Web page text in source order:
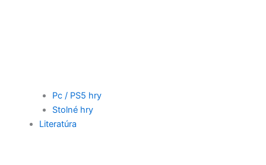
Pc / PS5 hry
Stolné hry
Literatúra